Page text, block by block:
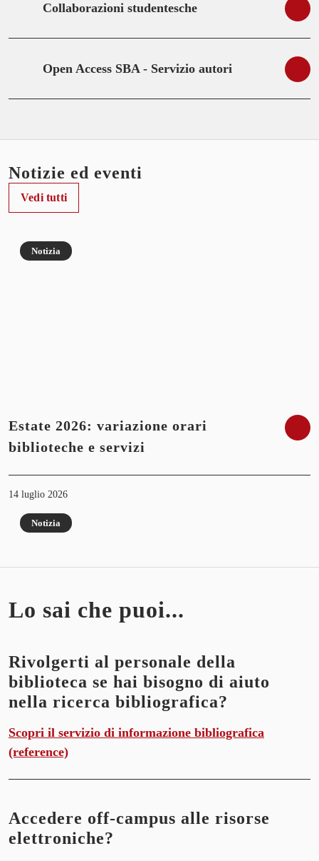
Collaborazioni studentesche
Open Access SBA - Servizio autori
Notizie ed eventi
Vedi tutti
Notizia
Estate 2026: variazione orari
biblioteche e servizi
14 luglio 2026
Notizia
Scopri il progetto della nuova Biblioteca
Lo sai che puoi...
Rivolgerti al personale della
biblioteca se hai bisogno di aiuto
nella ricerca bibliografica?
Scopri il servizio di informazione bibliografica
(reference)
Accedere off-campus alle risorse
elettroniche?